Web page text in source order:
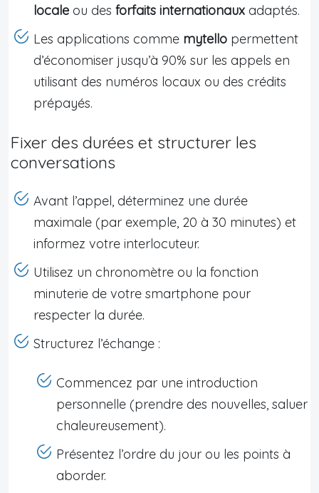
locale ou des forfaits internationaux adaptés.
Les applications comme mytello permettent
d’économiser jusqu’à 90% sur les appels en
utilisant des numéros locaux ou des crédits
prépayés.
Fixer des durées et structurer les
conversations
Avant l’appel, déterminez une durée
maximale (par exemple, 20 à 30 minutes) et
informez votre interlocuteur.
Utilisez un chronomètre ou la fonction
minuterie de votre smartphone pour
respecter la durée.
Structurez l’échange :
Commencez par une introduction
personnelle (prendre des nouvelles, saluer
chaleureusement).
Présentez l’ordre du jour ou les points à
aborder.